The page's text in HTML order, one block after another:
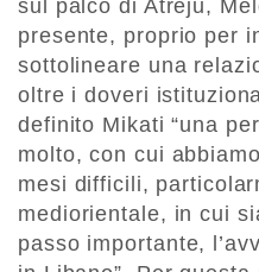
sul palco di Atreju,
presente, proprio per
sottolineare una
oltre i doveri
definito Mikati “una
molto, con cui
mesi difficili,
mediorientale, in cui
passo importante,